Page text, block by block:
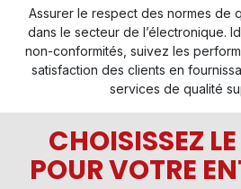
Assurer le respect des normes de
dans le secteur de l’électronique.
non-conformités, suivez les
satisfaction des clients en
services de qualité
CHOISISSEZ
POUR VOTRE